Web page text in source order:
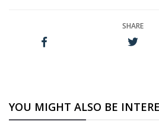
SHARE
YOU MIGHT ALSO BE